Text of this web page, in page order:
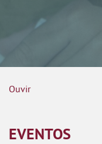
Ouvir
EVENTOS